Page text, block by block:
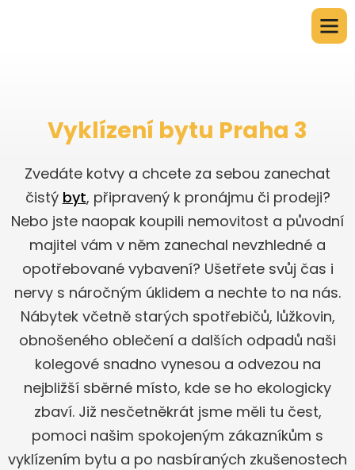
Vyklízení bytu Praha 3
Zvedáte kotvy a chcete za sebou zanechat
čistý byt, připravený k pronájmu či prodeji?
Nebo jste naopak koupili nemovitost a původní
majitel vám v něm zanechal nevzhledné a
opotřebované vybavení? Ušetřete svůj čas i
nervy s náročným úklidem a nechte to na nás.
Nábytek včetně starých spotřebičů, lůžkovin,
obnošeného oblečení a dalších odpadů naši
kolegové snadno vynesou a odvezou na
nejbližší sběrné místo, kde se ho ekologicky
zbaví. Již nesčetněkrát jsme měli tu čest,
pomoci našim spokojeným zákazníkům s
vyklízením bytu a po nasbíraných zkušenostech